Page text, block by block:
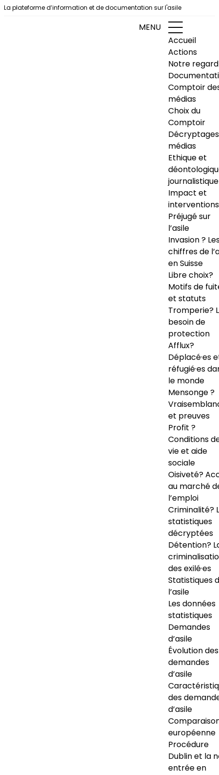
Aller au contenu
La plateforme d’information et de documentation sur l'asile
MENU
Accueil
Actions
Notre regard
Comptoir
médias
Choix du
Comptoir
Décryptages
médias
Ethique et
journalistique
Impact et
interventions
Préjugé sur
l’asile
Invasion ?
chiffres de
en Suisse
Libre choix?
Motifs de
et statuts
Tromperie?
besoin de
protection
Afflux?
Déplacé·es
réfugié·es
le monde
Mensonge ?
et preuves
Profit ?
Conditions
vie et aide
sociale
Oisiveté?
au marché
l’emploi
Criminalité?
statistiques
décryptées
Détention?
des exilé·es
Statistiques
l’asile
Les données
statistiques
Demandes
d’asile
Évolution des
demandes
d’asile
des
d’asile
européenne
Procédure
Dublin et la
entrée en